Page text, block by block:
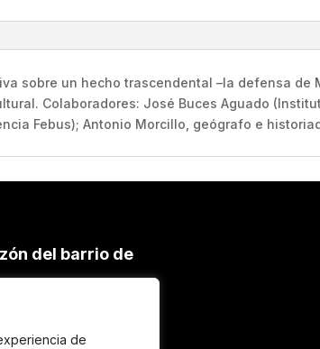
de
sobre un hecho trascendental –la defensa
Colaboradores: José Buces Aguado
Febus); Antonio Morcillo, geógrafo e
del barrio de
MADRID